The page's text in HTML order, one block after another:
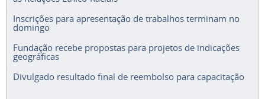
Inscrições para apresentação de trabalhos terminam no
domingo
Fundação recebe propostas para projetos de indicações
geográficas
Divulgado resultado final de reembolso para capacitação